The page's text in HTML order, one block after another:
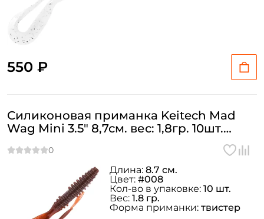
550 ₽
Силиконовая приманка Keitech Mad
Wag Mini 3.5" 8,7см. вес: 1,8гр. 10шт.
Длина: 8.7 см.
Цвет: #008
Кол-во в упаковке: 10 шт.
Вес: 1.8 гр.
Форма приманки: твистер